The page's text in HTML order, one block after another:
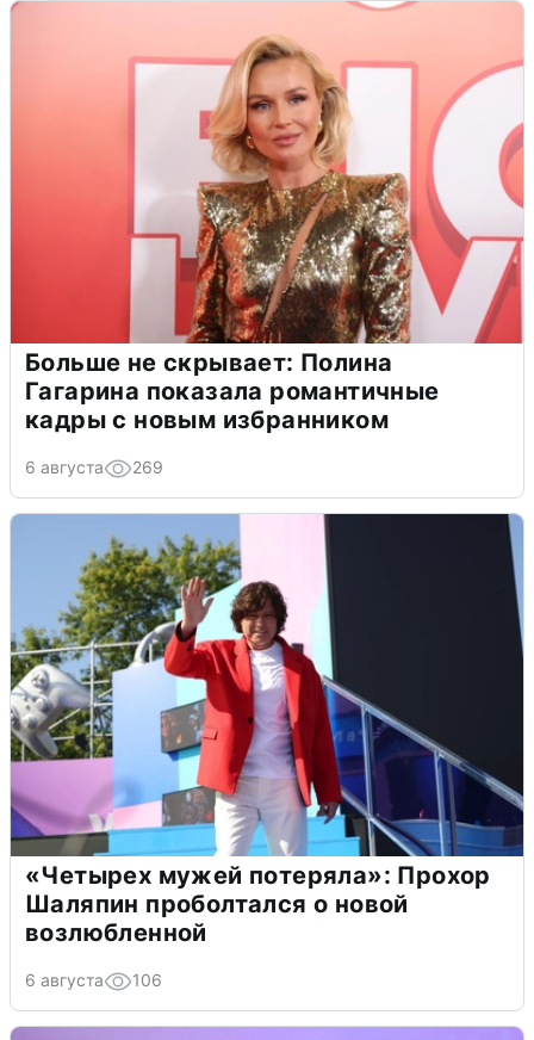
Больше не скрывает: Полина
Гагарина показала романтичные
кадры с новым избранником
6 августа 269
«Четырех мужей потеряла»: Прохор
Шаляпин проболтался о новой
возлюбленной
6 августа 106